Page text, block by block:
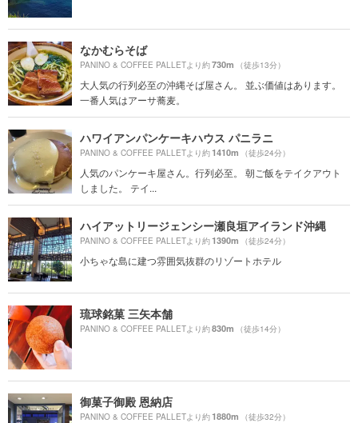
なかむらそば
PANINO & COFFEE PALLETより約730m （徒歩13分）
大人気の行列必至の沖縄そば屋さん。 並ぶ価値はあります。
一番人気はアーサ蕎麦。
ハワイアンパンケーキハウス パニラニ
PANINO & COFFEE PALLETより約1410m （徒歩24分）
人気のパンケーキ屋さん。行列必至。 朝ご飯をテイクアウト
しました。 テイ...
ハイアットリージェンシー瀬良垣アイランド沖縄
PANINO & COFFEE PALLETより約1390m （徒歩24分）
小ちゃな島に建つ雰囲気抜群のリゾートホテル
琉球銘菓 三矢本舗
PANINO & COFFEE PALLETより約830m （徒歩14分）
御菓子御殿 恩納店
PANINO & COFFEE PALLETより約1880m （徒歩32分）